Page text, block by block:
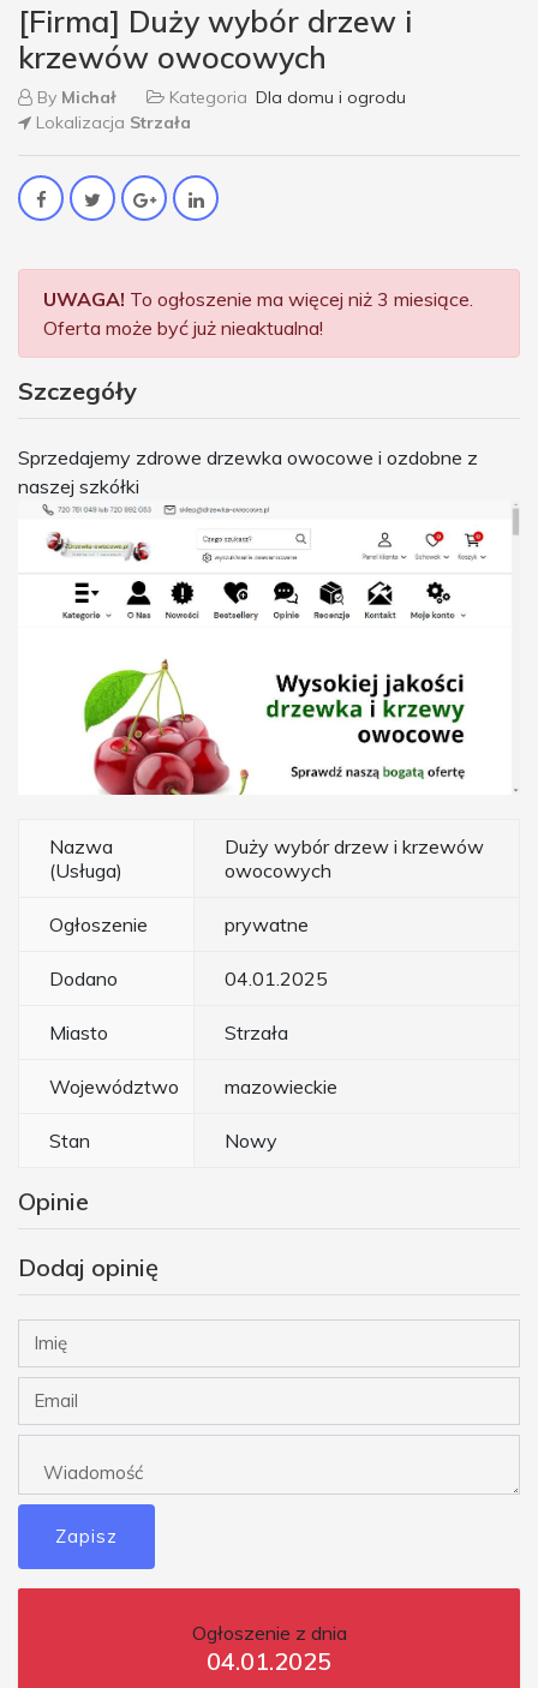
[Firma] Duży wybór drzew i
krzewów owocowych
By Michał Kategoria Dla domu i ogrodu
Lokalizacja Strzała
UWAGA! To ogłoszenie ma więcej niż 3 miesiące.
Oferta może być już nieaktualna!
Szczegóły
Sprzedajemy zdrowe drzewka owocowe i ozdobne z
naszej szkółki
Nazwa
(Usługa)
Duży wybór drzew i krzewów
owocowych
Ogłoszenie prywatne
Dodano 04.01.2025
Miasto Strzała
Województwo mazowieckie
Stan Nowy
Opinie
Dodaj opinię
Zapisz
Ogłoszenie z dnia
04.01.2025